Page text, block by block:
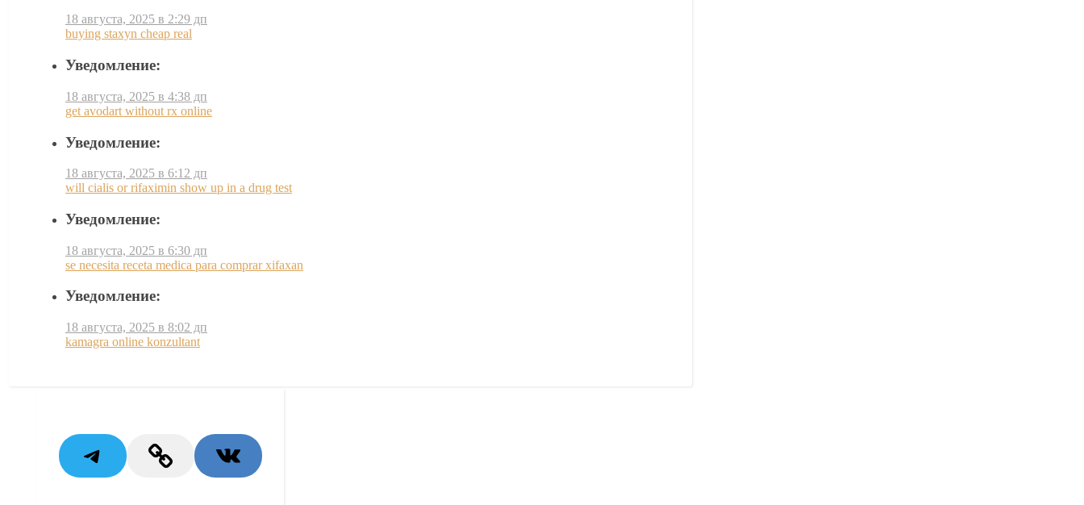
18 августа, 2025 в 2:29 дп
buying staxyn cheap real
Уведомление:
18 августа, 2025 в 4:38 дп
get avodart without rx online
Уведомление:
18 августа, 2025 в 6:12 дп
will cialis or rifaximin show up in a drug test
Уведомление:
18 августа, 2025 в 6:30 дп
se necesita receta medica para comprar xifaxan
Уведомление:
18 августа, 2025 в 8:02 дп
kamagra online konzultant
TelegramLink VK